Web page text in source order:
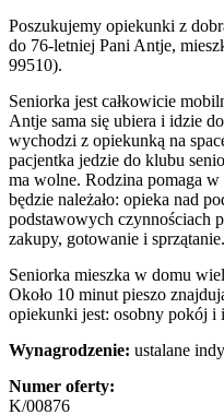
Poszukujemy opiekunki z
do 76-letniej Pani Antje,
99510).
Seniorka jest całkowicie
Antje sama się ubiera i idzie
wychodzi z opiekunką na
pacjentka jedzie do klubu
ma wolne. Rodzina pomaga
będzie należało: opieka nad
podstawowych czynnościach
zakupy, gotowanie i sprzątanie.
Seniorka mieszka w domu
Około 10 minut pieszo
opiekunki jest: osobny pokój i
Wynagrodzenie: ustalane
Numer oferty:
K/00876